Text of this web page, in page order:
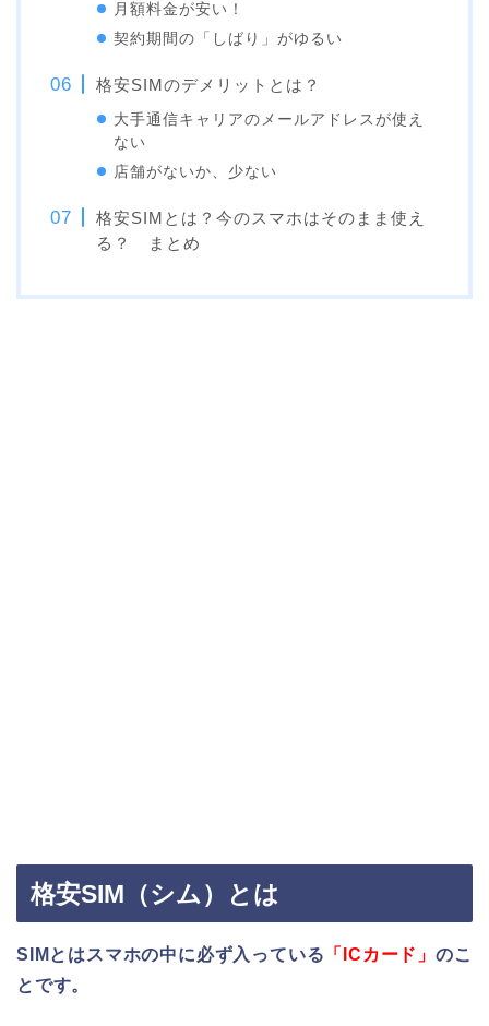
月額料金が安い！
契約期間の「しばり」がゆるい
格安SIMのデメリットとは？
大手通信キャリアのメールアドレスが使え
ない
店舗がないか、少ない
格安SIMとは？今のスマホはそのまま使え
る？ まとめ
格安SIM（シム）とは
SIMとはスマホの中に必ず入っている 「ICカード」のこ
とです。